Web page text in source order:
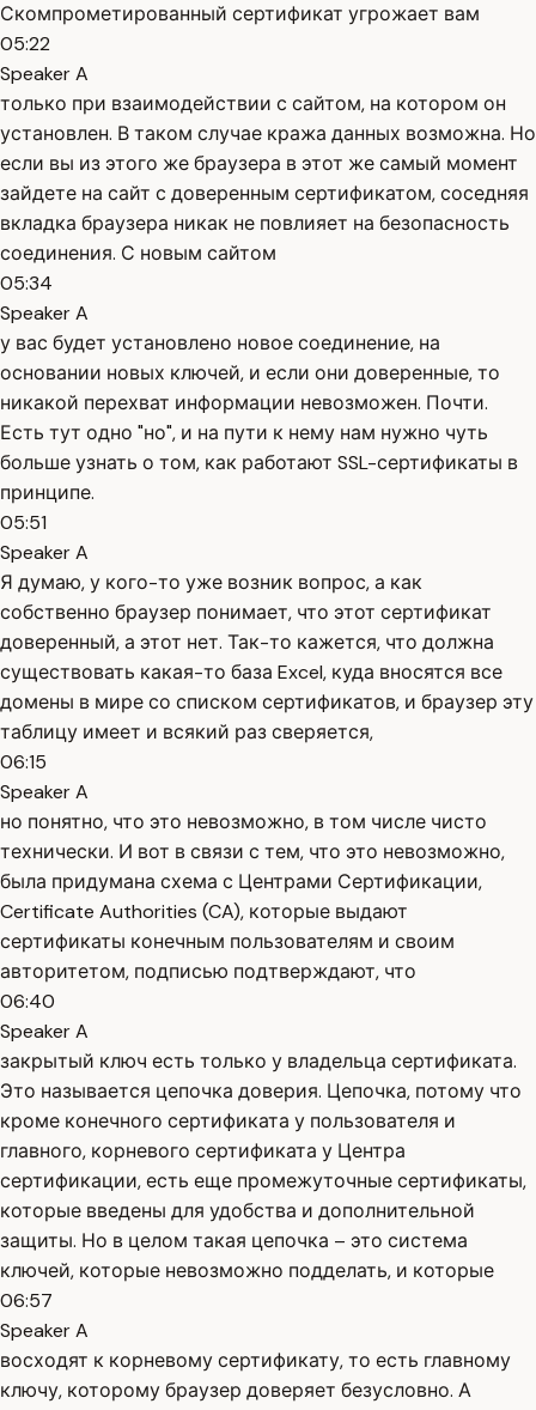
Скомпрометированный сертификат угрожает вам
05:22
Speaker A
только при взаимодействии с сайтом, на котором он
установлен. В таком случае кража данных возможна. Но
если вы из этого же браузера в этот же самый момент
зайдете на сайт с доверенным сертификатом, соседняя
вкладка браузера никак не повлияет на безопасность
соединения. С новым сайтом
05:34
Speaker A
у вас будет установлено новое соединение, на
основании новых ключей, и если они доверенные, то
никакой перехват информации невозможен. Почти.
Есть тут одно "но", и на пути к нему нам нужно чуть
больше узнать о том, как работают SSL-сертификаты в
принципе.
05:51
Speaker A
Я думаю, у кого-то уже возник вопрос, а как
собственно браузер понимает, что этот сертификат
доверенный, а этот нет. Так-то кажется, что должна
существовать какая-то база Excel, куда вносятся все
домены в мире со списком сертификатов, и браузер эту
таблицу имеет и всякий раз сверяется,
06:15
Speaker A
но понятно, что это невозможно, в том числе чисто
технически. И вот в связи с тем, что это невозможно,
была придумана схема с Центрами Сертификации,
Certificate Authorities (CA), которые выдают
сертификаты конечным пользователям и своим
авторитетом, подписью подтверждают, что
06:40
Speaker A
закрытый ключ есть только у владельца сертификата.
Это называется цепочка доверия. Цепочка, потому что
кроме конечного сертификата у пользователя и
главного, корневого сертификата у Центра
сертификации, есть еще промежуточные сертификаты,
которые введены для удобства и дополнительной
защиты. Но в целом такая цепочка – это система
ключей, которые невозможно подделать, и которые
06:57
Speaker A
восходят к корневому сертификату, то есть главному
ключу, которому браузер доверяет безусловно. А